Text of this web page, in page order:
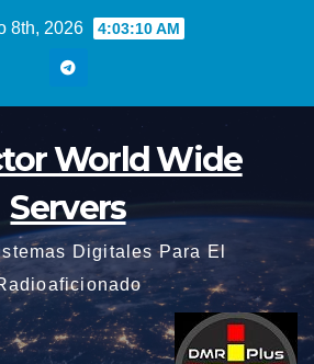
8th, 2026 4:03:12 AM
World Wide
Servers
Digitales Para El